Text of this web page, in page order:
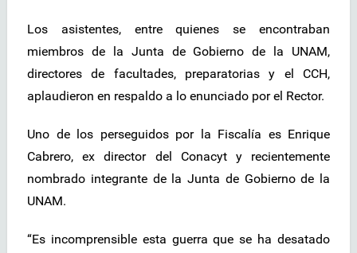
Los asistentes, entre quienes se encontraban
miembros de la Junta de Gobierno de la UNAM,
directores de facultades, preparatorias y el CCH,
aplaudieron en respaldo a lo enunciado por el Rector.
Uno de los perseguidos por la Fiscalía es Enrique
Cabrero, ex director del Conacyt y recientemente
nombrado integrante de la Junta de Gobierno de la
UNAM.
“Es incomprensible esta guerra que se ha desatado